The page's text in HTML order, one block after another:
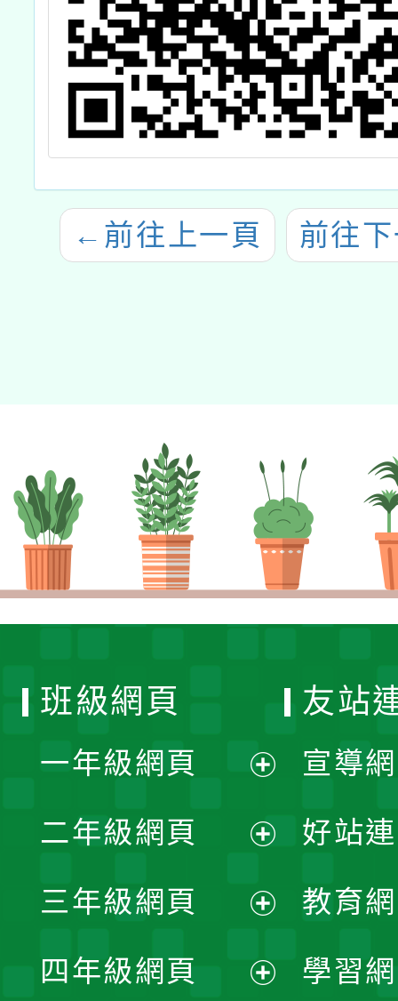
← 前往上一頁 前往
班級網頁
一年級網頁
開
選
單
二年級網頁
開
選
三年級網頁
開
四年級網頁
友站
宣導
好站
教育
學習